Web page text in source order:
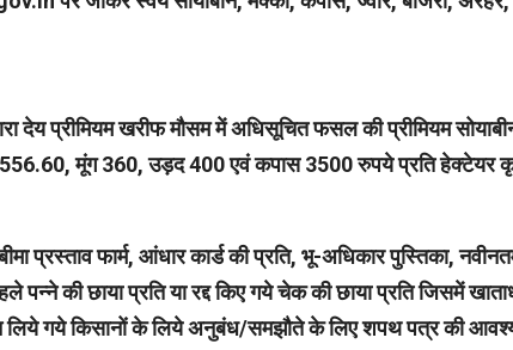
देय प्रीमियम खरीफ मौसम में अधिसूचित फसल की प्रीमियम
मूंग 360, उड़द 400 एवं कपास 3500 रुपये प्रति हेक्टेयर
फार्म, आंधार कार्ड की प्रति, भू-अधिकार पुस्तिका,
पन्ने की छाया प्रति या रद्द किए गये चेक की छाया प्रति जिसमें
लिये गये किसानों के लिये अनुबंध/समझौते के लिए शपथ पत्र की